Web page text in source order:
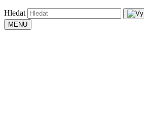
Hledat
MENU